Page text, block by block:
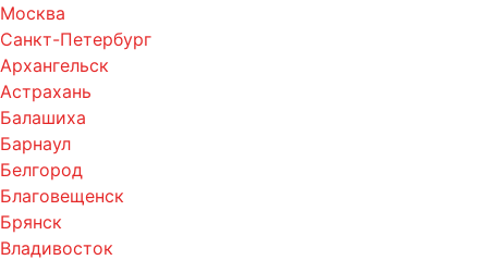
Москва
Санкт-Петербург
Архангельск
Астрахань
Балашиха
Барнаул
Белгород
Благовещенск
Брянск
Владивосток